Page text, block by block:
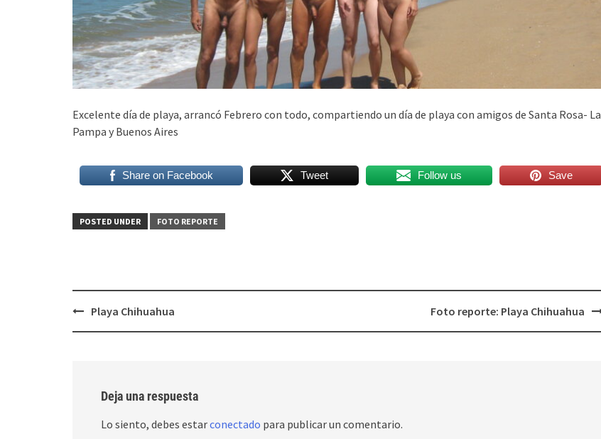
Excelente día de playa, arrancó Febrero con todo, compartiendo un día de playa con amigos de Santa Rosa- La
Pampa y Buenos Aires
Share on Facebook Tweet Follow us Save
POSTED UNDER FOTO REPORTE
PostPlaya Chihuahua Foto reporte: Playa Chihuahua
Deja una respuesta
Lo siento, debes estarconectado para publicar un comentario.